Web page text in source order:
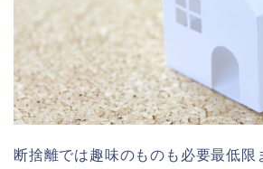
断捨離では趣味のものも必要最低限